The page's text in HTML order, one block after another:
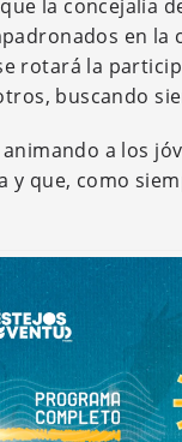
la concejalía
en
rotará la
buscando
a los
que, como